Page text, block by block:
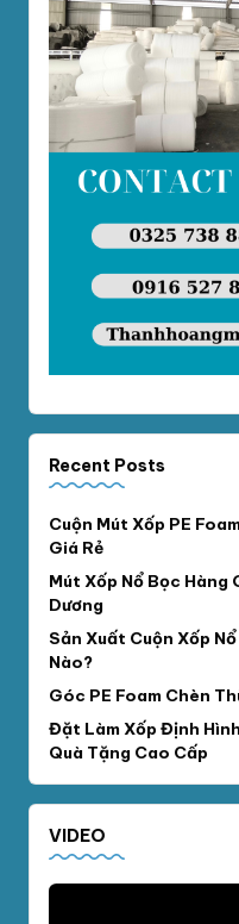
Recent Posts
Cuộn Mút Xốp PE
Giá Rẻ
Mút Xốp Nổ Bọc Hàng
Dương
Sản Xuất Cuộn Xốp
Nào?
Góc PE Foam Chèn
Đặt Làm Xốp Định
Quà Tặng Cao Cấp
VIDEO